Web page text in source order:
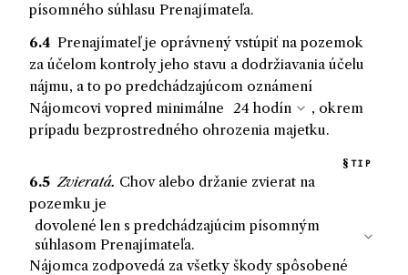
písomného súhlasu Prenajímateľa.
6.4 Prenajímateľ je oprávnený vstúpiť na pozemok
za účelom kontroly jeho stavu a dodržiavania účelu
nájmu, a to po predchádzajúcom oznámení
Nájomcovi vopred minimálne
, okrem
prípadu bezprostredného ohrozenia majetku.
TIP
6.5 Zvieratá. Chov alebo držanie zvierat na
pozemku je
Nájomca zodpovedá za všetky škody spôsobené